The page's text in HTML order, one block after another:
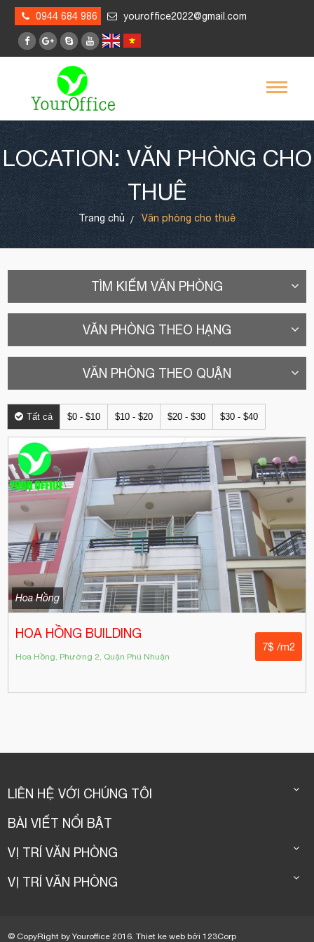
0944 684 986 youroffice2022@gmail.com
LOCATION: VĂN PHÒNG CHO
THUÊ
Trang chủ Văn phòng cho thuê
TÌM KIẾM VĂN PHÒNG
VĂN PHÒNG THEO HẠNG
VĂN PHÒNG THEO QUẬN
Tất cả $0 - $10 $10 - $20 $20 - $30 $30 - $40
Hoa Hồng
HOA HỒNG BUILDING
Hoa Hồng, Phường 2, Quận Phú Nhuận
7$ /m2
LIÊN HỆ VỚI CHÚNG TÔI
BÀI VIẾT NỔI BẬT
VỊ TRÍ VĂN PHÒNG
VỊ TRÍ VĂN PHÒNG
© CopyRight by Youroffice 2016.Thiet ke web bởi123Corp